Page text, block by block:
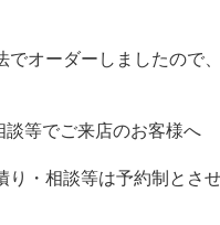
でオーダーしましたので
等でご来店のお客様へ
り・相談等は予約制とさ